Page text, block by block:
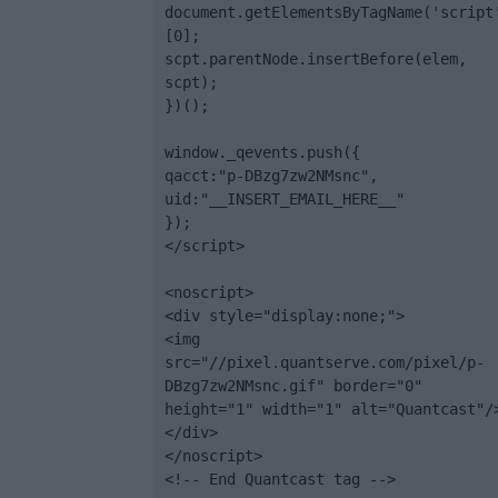
[0];
scpt.parentNode.insertBefore(elem,
scpt);
})();
window._qevents.push({
qacct:"p-DBzg7zw2NMsnc",
uid:"__INSERT_EMAIL_HERE__"
});
</script>
<noscript>
<div style="display:none;">
<img
src="//pixel.quantserve.com/pixel/p-
DBzg7zw2NMsnc.gif" border="0"
height="1" width="1" alt="Quantcast"/
</div>
</noscript>
<!-- End Quantcast tag -->